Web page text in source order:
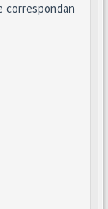
correspondan